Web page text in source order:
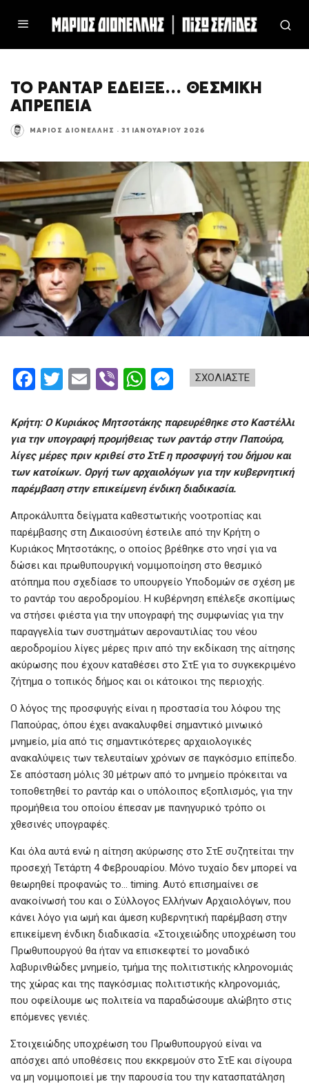
ΤΟ ΡΑΝΤΑΡ ΕΔΕΙΞΕ… ΘΕΣΜΙΚΗ
ΑΠΡΕΠΕΙΑ
ΜΆΡΙΟΣ ΔΙΟΝΈΛΛΗΣ · 31 ΙΑΝΟΥΑΡΊΟΥ 2026
ΣΧΟΛΙΑΣΤΕ
F
ce
b
o
o
k
T
tt
er
E
ail
Vi
er
W
at
s
A
p
p
se
n
g
er
Κρήτη: O Κυριάκος Μητσοτάκης παρευρέθηκε στο Καστέλλι
για την υπογραφή προμήθειας των ραντάρ στην Παπούρα,
λίγες μέρες πριν κριθεί στο ΣτΕ η προσφυγή του δήμου και
των κατοίκων. Οργή των αρχαιολόγων για την κυβερνητική
παρέμβαση στην επικείμενη ένδικη διαδικασία.
Απροκάλυπτα δείγματα καθεστωτικής νοοτροπίας και
παρέμβασης στη Δικαιοσύνη έστειλε από την Κρήτη ο
Κυριάκος Μητσοτάκης, ο οποίος βρέθηκε στο νησί για να
δώσει και πρωθυπουργική νομιμοποίηση στο θεσμικό
ατόπημα που σχεδίασε το υπουργείο Υποδομών σε σχέση με
το ραντάρ του αεροδρομίου. Η κυβέρνηση επέλεξε σκοπίμως
να στήσει φιέστα για την υπογραφή της συμφωνίας για την
παραγγελία των συστημάτων αεροναυτιλίας του νέου
αεροδρομίου λίγες μέρες πριν από την εκδίκαση της αίτησης
ακύρωσης που έχουν καταθέσει στο ΣτΕ για το συγκεκριμένο
ζήτημα ο τοπικός δήμος και οι κάτοικοι της περιοχής.
Ο λόγος της προσφυγής είναι η προστασία του λόφου της
Παπούρας, όπου έχει ανακαλυφθεί σημαντικό μινωικό
μνημείο, μία από τις σημαντικότερες αρχαιολογικές
ανακαλύψεις των τελευταίων χρόνων σε παγκόσμιο επίπεδο.
Σε απόσταση μόλις 30 μέτρων από το μνημείο πρόκειται να
τοποθετηθεί το ραντάρ και ο υπόλοιπος εξοπλισμός, για την
προμήθεια του οποίου έπεσαν με πανηγυρικό τρόπο οι
χθεσινές υπογραφές.
Και όλα αυτά ενώ η αίτηση ακύρωσης στο ΣτΕ συζητείται την
προσεχή Τετάρτη 4 Φεβρουαρίου. Μόνο τυχαίο δεν μπορεί να
θεωρηθεί προφανώς το… timing. Αυτό επισημαίνει σε
ανακοίνωσή του και ο Σύλλογος Ελλήνων Αρχαιολόγων, που
κάνει λόγο για ωμή και άμεση κυβερνητική παρέμβαση στην
επικείμενη ένδικη διαδικασία. «Στοιχειώδης υποχρέωση του
Πρωθυπουργού θα ήταν να επισκεφτεί το μοναδικό
λαβυρινθώδες μνημείο, τμήμα της πολιτιστικής κληρονομιάς
της χώρας και της παγκόσμιας πολιτιστικής κληρονομιάς,
που οφείλουμε ως πολιτεία να παραδώσουμε αλώβητο στις
επόμενες γενιές.
Στοιχειώδης υποχρέωση του Πρωθυπουργού είναι να
απόσχει από υποθέσεις που εκκρεμούν στο ΣτΕ και σίγουρα
να μη νομιμοποιεί με την παρουσία του την κατασπατάληση